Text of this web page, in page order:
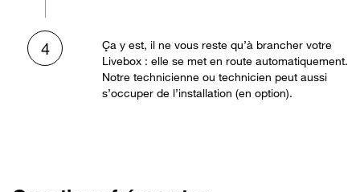
4
Ça y est, il ne vous reste qu’à brancher votre
Livebox : elle se met en route automatiquement.
Notre technicienne ou technicien peut aussi
s’occuper de l’installation (en option).